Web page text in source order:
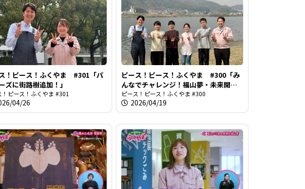
！ピース！ふくやま #301「パ
ズに街路樹追加！」
！ピース！ふくやま #301
04/26
ピース！ピース！ふくやま #300「み
んなでチャレンジ！福山夢・未来開花
プロジェクト」
ピース！ピース！ふくやま #300
2026/04/19